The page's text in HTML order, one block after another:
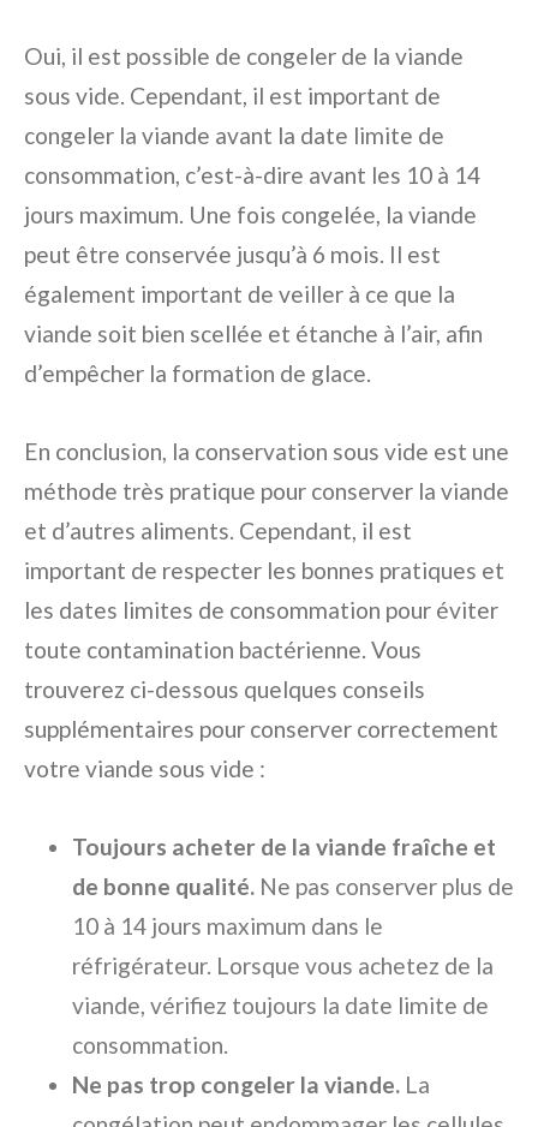
Oui, il est possible de congeler de la viande
sous vide. Cependant, il est important de
congeler la viande avant la date limite de
consommation, c’est-à-dire avant les 10 à 14
jours maximum. Une fois congelée, la viande
peut être conservée jusqu’à 6 mois. Il est
également important de veiller à ce que la
viande soit bien scellée et étanche à l’air, afin
d’empêcher la formation de glace.
En conclusion, la conservation sous vide est une
méthode très pratique pour conserver la viande
et d’autres aliments. Cependant, il est
important de respecter les bonnes pratiques et
les dates limites de consommation pour éviter
toute contamination bactérienne. Vous
trouverez ci-dessous quelques conseils
supplémentaires pour conserver correctement
votre viande sous vide :
Toujours acheter de la viande fraîche et
de bonne qualité. Ne pas conserver plus de
10 à 14 jours maximum dans le
réfrigérateur. Lorsque vous achetez de la
viande, vérifiez toujours la date limite de
consommation.
Ne pas trop congeler la viande. La